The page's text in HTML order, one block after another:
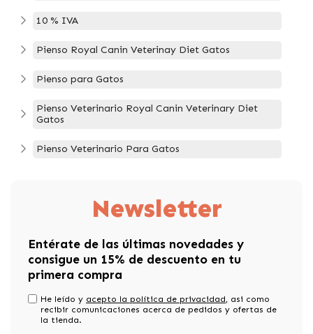
10 % IVA
Pienso Royal Canin Veterinay Diet Gatos
Pienso para Gatos
Pienso Veterinario Royal Canin Veterinary Diet
Gatos
Pienso Veterinario Para Gatos
Newsletter
Entérate de las últimas novedades y
consigue un 15% de descuento en tu
primera compra
He leído y acepto la política de privacidad, asi como
recibir comunicaciones acerca de pedidos y ofertas de
la tienda.